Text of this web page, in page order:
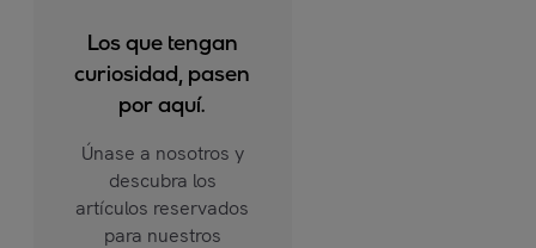
Los que tengan
curiosidad, pasen
por aquí.
Únase a nosotros y
descubra los
artículos reservados
para nuestros